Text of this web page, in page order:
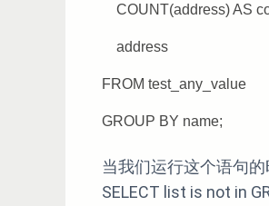
COUNT(address) AS
address
FROM test_any_value
GROUP BY name;
当我们运行这个语句的
SELECT list is not in